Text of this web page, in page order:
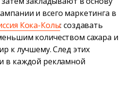
и всего маркетинга в
Кока-Колы: создавать
количеством сахара и
к лучшему. След этих
в каждой рекламной